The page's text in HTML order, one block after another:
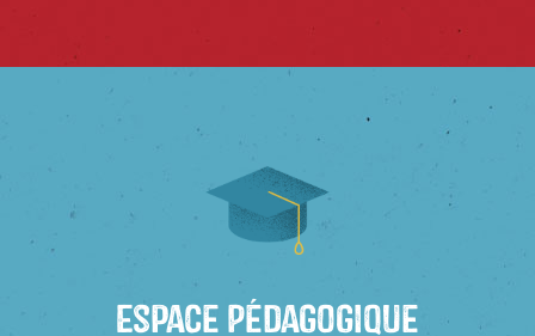
Espace Pédagogique